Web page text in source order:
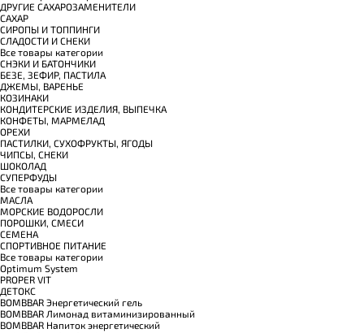
ДРУГИЕ САХАРОЗАМЕНИТЕЛИ
САХАР
СИРОПЫ И ТОППИНГИ
СЛАДОСТИ И СНЕКИ
Все товары категории
СНЭКИ И БАТОНЧИКИ
БЕЗЕ, ЗЕФИР, ПАСТИЛА
ДЖЕМЫ, ВАРЕНЬЕ
КОЗИНАКИ
КОНДИТЕРСКИЕ ИЗДЕЛИЯ, ВЫПЕЧКА
КОНФЕТЫ, МАРМЕЛАД
ОРЕХИ
ПАСТИЛКИ, СУХОФРУКТЫ, ЯГОДЫ
ЧИПСЫ, СНЕКИ
ШОКОЛАД
СУПЕРФУДЫ
Все товары категории
МАСЛА
МОРСКИЕ ВОДОРОСЛИ
ПОРОШКИ, СМЕСИ
СЕМЕНА
СПОРТИВНОЕ ПИТАНИЕ
Все товары категории
Optimum System
PROPER VIT
ДЕТОКС
BOMBBAR Энергетический гель
BOMBBAR Лимонад витаминизированный
BOMBBAR Напиток энергетический